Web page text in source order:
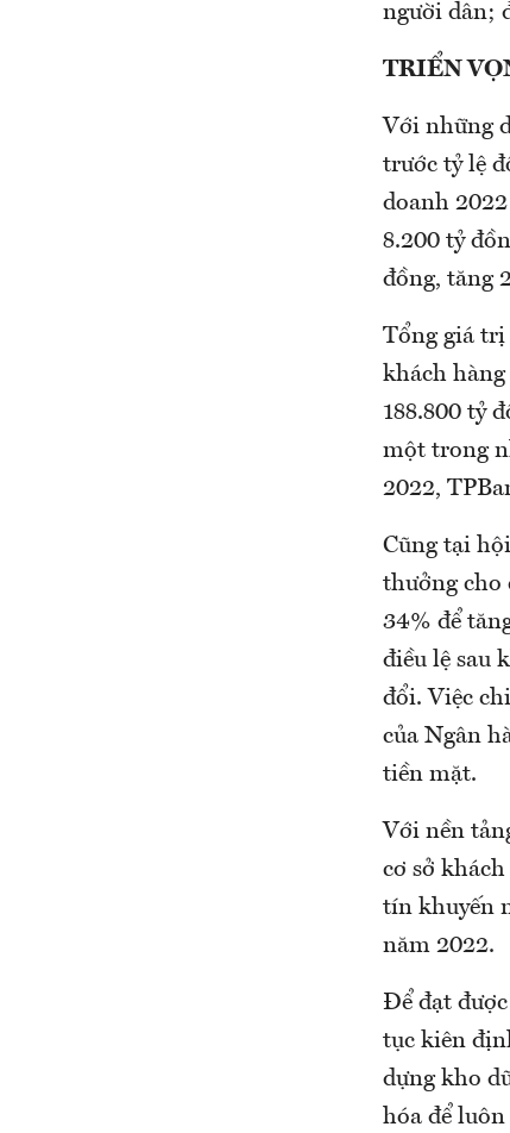
người dân;
TRIỂN
Với những
trước tỷ lệ
doanh
8.200 tỷ
đồng, tăng
Tổng giá trị
khách
188.800 tỷ
một trong
2022,
Cũng tại
thưởng cho
34% để
điều lệ sau
đổi. Việc
của Ngân
tiền mặt.
Với nền
cơ sở
tín khuyến
năm 2022.
Để đạt
tục kiên
dựng kho
hóa để